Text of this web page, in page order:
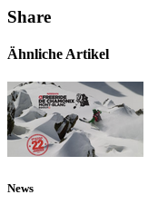
Share
Ähnliche Artikel
News